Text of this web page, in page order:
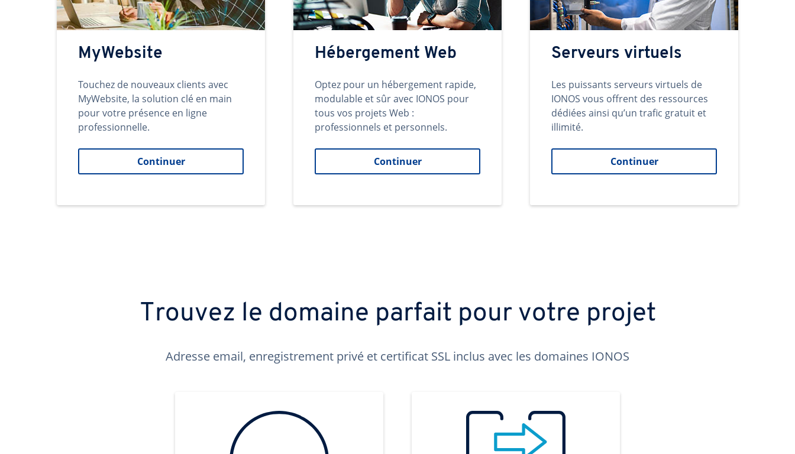
MyWebsite
Touchez de nouveaux clients avec
MyWebsite, la solution clé en main
pour votre présence en ligne
professionnelle.
Continuer
Hébergement Web
Optez pour un hébergement rapide,
modulable et sûr avec IONOS pour
tous vos projets Web :
professionnels et personnels.
Continuer
Serveurs virtuels
Les puissants serveurs virtuels de
IONOS vous offrent des ressources
dédiées ainsi qu’un trafic gratuit et
illimité.
Continuer
Trouvez le domaine parfait pour votre projet
Adresse email, enregistrement privé et certificat SSL inclus avec les domaines IONOS